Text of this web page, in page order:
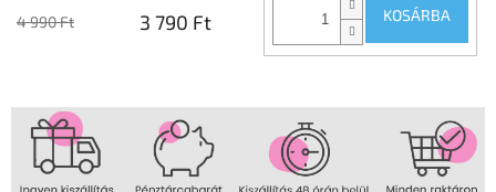
4 990 Ft 3 790 Ft KOSÁRBA